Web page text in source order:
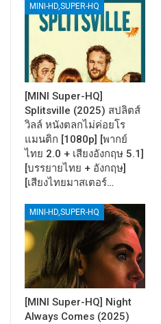
MINI-HD,SUPER-HQ
[MINI Super-HQ]
Splitsville (2025) สปลิตส์
วิลล์ หนังตลกไม่ค่อยโร
แมนติก [1080p] [พากย์
ไทย 2.0 + เสียงอังกฤษ 5.1]
[บรรยายไทย + อังกฤษ]
[เสียงไทยมาสเตอร์…
MINI-HD,SUPER-HQ
[MINI Super-HQ] Night
Always Comes (2025)